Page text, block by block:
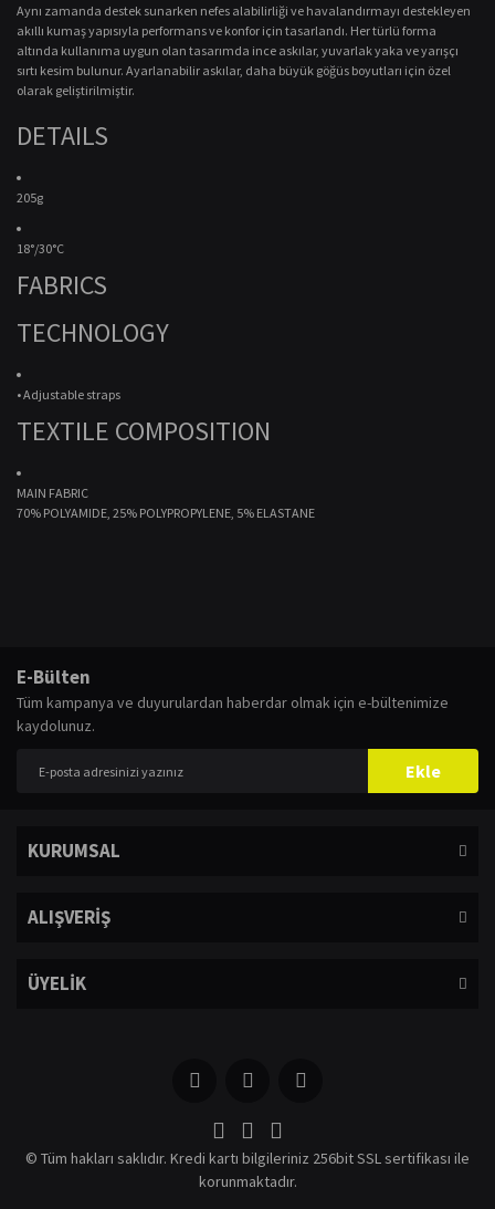
Aynı zamanda destek sunarken nefes alabilirliği ve havalandırmayı destekleyen
akıllı kumaş yapısıyla performans ve konfor için tasarlandı. Her türlü forma
altında kullanıma uygun olan tasarımda ince askılar, yuvarlak yaka ve yarışçı
sırtı kesim bulunur. Ayarlanabilir askılar, daha büyük göğüs boyutları için özel
olarak geliştirilmiştir.
DETAILS
205g
18°/30°C
FABRICS
TECHNOLOGY
• Adjustable straps
TEXTILE COMPOSITION
MAIN FABRIC
70% POLYAMIDE, 25% POLYPROPYLENE, 5% ELASTANE
iletebilirsiniz.
Görüş ve önerileriniz için teşekkür ederiz.
Ürün fiyatı diğer sitelerden daha pahalı.
E-Bülten
Tüm kampanya ve duyurulardan haberdar olmak için e-bültenimize
kaydolunuz.
Ekle
KURUMSAL
ALIŞVERİŞ
ÜYELİK
© Tüm hakları saklıdır. Kredi kartı bilgileriniz 256bit SSL sertifikası ile
korunmaktadır.